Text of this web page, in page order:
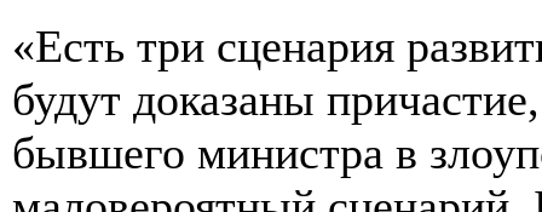
«Есть три сценария
будут доказаны
бывшего министра в